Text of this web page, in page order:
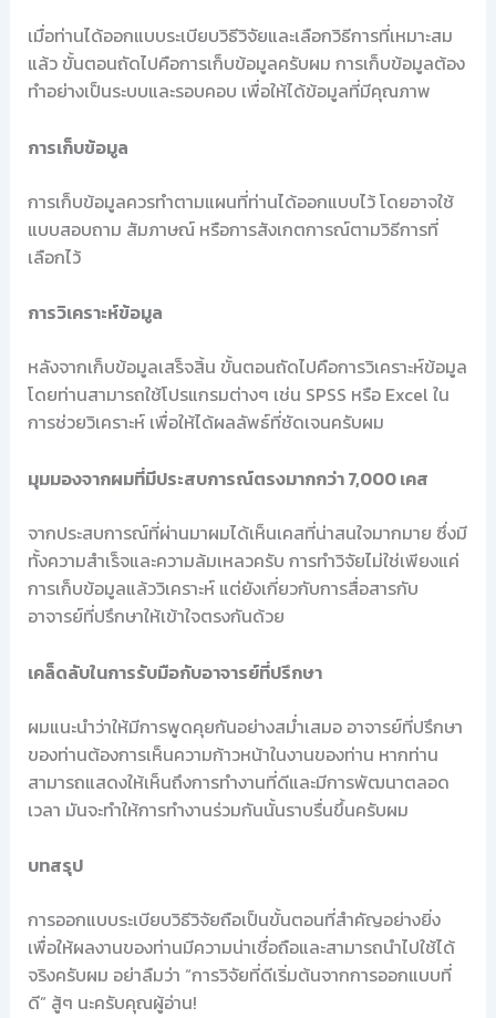
เมื่อท่านได้ออกแบบระเบียบวิธีวิจัยและเลือกวิธีการที่เหมาะสม
แล้ว ขั้นตอนถัดไปคือการเก็บข้อมูลครับผม การเก็บข้อมูลต้อง
ทำอย่างเป็นระบบและรอบคอบ เพื่อให้ได้ข้อมูลที่มีคุณภาพ
การเก็บข้อมูล
การเก็บข้อมูลควรทำตามแผนที่ท่านได้ออกแบบไว้ โดยอาจใช้
แบบสอบถาม สัมภาษณ์ หรือการสังเกตการณ์ตามวิธีการที่
เลือกไว้
การวิเคราะห์ข้อมูล
หลังจากเก็บข้อมูลเสร็จสิ้น ขั้นตอนถัดไปคือการวิเคราะห์ข้อมูล
โดยท่านสามารถใช้โปรแกรมต่างๆ เช่น SPSS หรือ Excel ใน
การช่วยวิเคราะห์ เพื่อให้ได้ผลลัพธ์ที่ชัดเจนครับผม
มุมมองจากผมที่มีประสบการณ์ตรงมากกว่า 7,000 เคส
จากประสบการณ์ที่ผ่านมาผมได้เห็นเคสที่น่าสนใจมากมาย ซึ่งมี
ทั้งความสำเร็จและความล้มเหลวครับ การทำวิจัยไม่ใช่เพียงแค่
การเก็บข้อมูลแล้ววิเคราะห์ แต่ยังเกี่ยวกับการสื่อสารกับ
อาจารย์ที่ปรึกษาให้เข้าใจตรงกันด้วย
เคล็ดลับในการรับมือกับอาจารย์ที่ปรึกษา
ผมแนะนำว่าให้มีการพูดคุยกันอย่างสม่ำเสมอ อาจารย์ที่ปรึกษา
ของท่านต้องการเห็นความก้าวหน้าในงานของท่าน หากท่าน
สามารถแสดงให้เห็นถึงการทำงานที่ดีและมีการพัฒนาตลอด
เวลา มันจะทำให้การทำงานร่วมกันนั้นราบรื่นขึ้นครับผม
บทสรุป
การออกแบบระเบียบวิธีวิจัยถือเป็นขั้นตอนที่สำคัญอย่างยิ่ง
เพื่อให้ผลงานของท่านมีความน่าเชื่อถือและสามารถนำไปใช้ได้
จริงครับผม อย่าลืมว่า “การวิจัยที่ดีเริ่มต้นจากการออกแบบที่
ดี” สู้ๆ นะครับคุณผู้อ่าน!